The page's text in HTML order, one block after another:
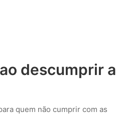
descumprir a
quem não cumprir com as